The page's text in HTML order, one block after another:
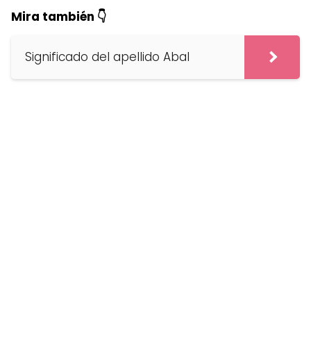
Mira también 👇
Significado del apellido Abal